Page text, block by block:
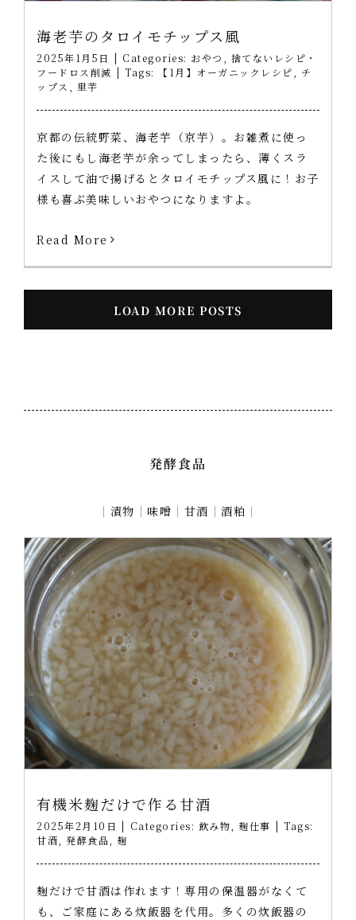
海老芋のタロイモチップス風
2025年1月5日 | Categories: おやつ
捨てないレシピ・
フードロス削減 | Tags: 【1月】オーガニックレシピ
チ
ップス
里芋
京都の伝統野菜、海老芋（京芋）。お雑煮に使っ
た後にもし海老芋が余ってしまったら、薄くスラ
イスして油で揚げるとタロイモチップス風に！お子
様も喜ぶ美味しいおやつになりますよ。
Read More
LOAD MORE POSTS
発酵食品
｜ 漬物 ｜ 味噌 ｜ 甘酒 ｜酒粕 ｜
有機米麹だけで作る甘酒
2025年2月10日 | Categories: 飲み物 麹仕事 | Tags:
甘酒
発酵食品 麹
麹だけで甘酒は作れます！専用の保温器がなくて
も、ご家庭にある炊飯器を代用。多くの炊飯器の